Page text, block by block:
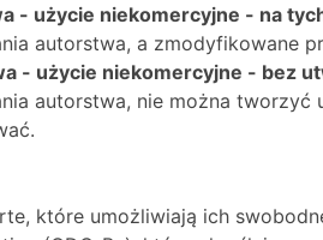
- użycie niekomercyjne - na
autorstwa, a zmodyfikowane
- użycie niekomercyjne - bez
autorstwa, nie można
które umożliwiają ich